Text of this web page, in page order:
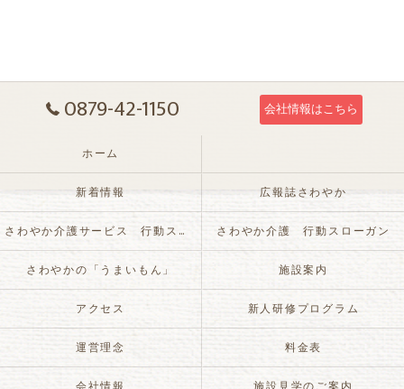
0879-42-1150 会社情報はこちら
ホーム
新着情報 広報誌さわやか
さわやか介護サービス 行動スローガン さわやか介護 行動スローガン
さわやかの「うまいもん」 施設案内
アクセス 新人研修プログラム
運営理念 料金表